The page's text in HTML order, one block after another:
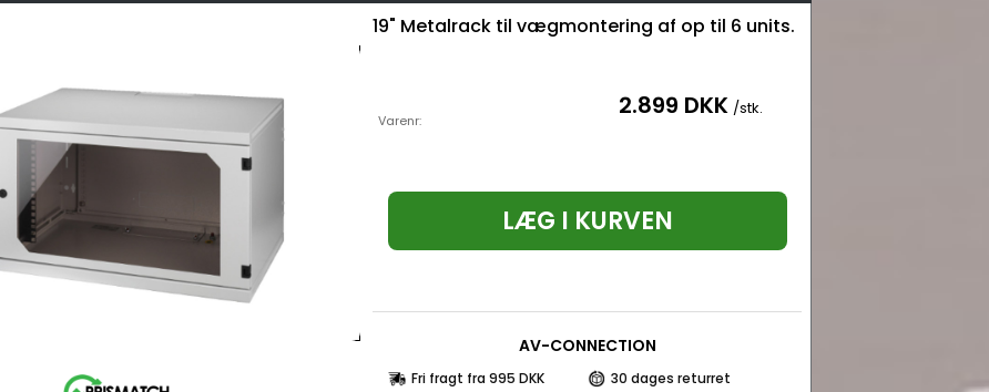
19" Metalrack til vægmontering af op til 6 units.
Varenr: 2.899 DKK /stk.
LÆG I KURVEN
AV-CONNECTION
Fri fragt fra 995 DKK
30 dages returret